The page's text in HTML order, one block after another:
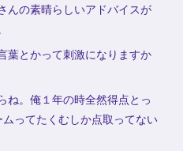
んの素晴らしいアドバイスが
葉とかって刺激になりますか
ね。俺１年の時全然得点とっ
ってたくむしか点取ってない